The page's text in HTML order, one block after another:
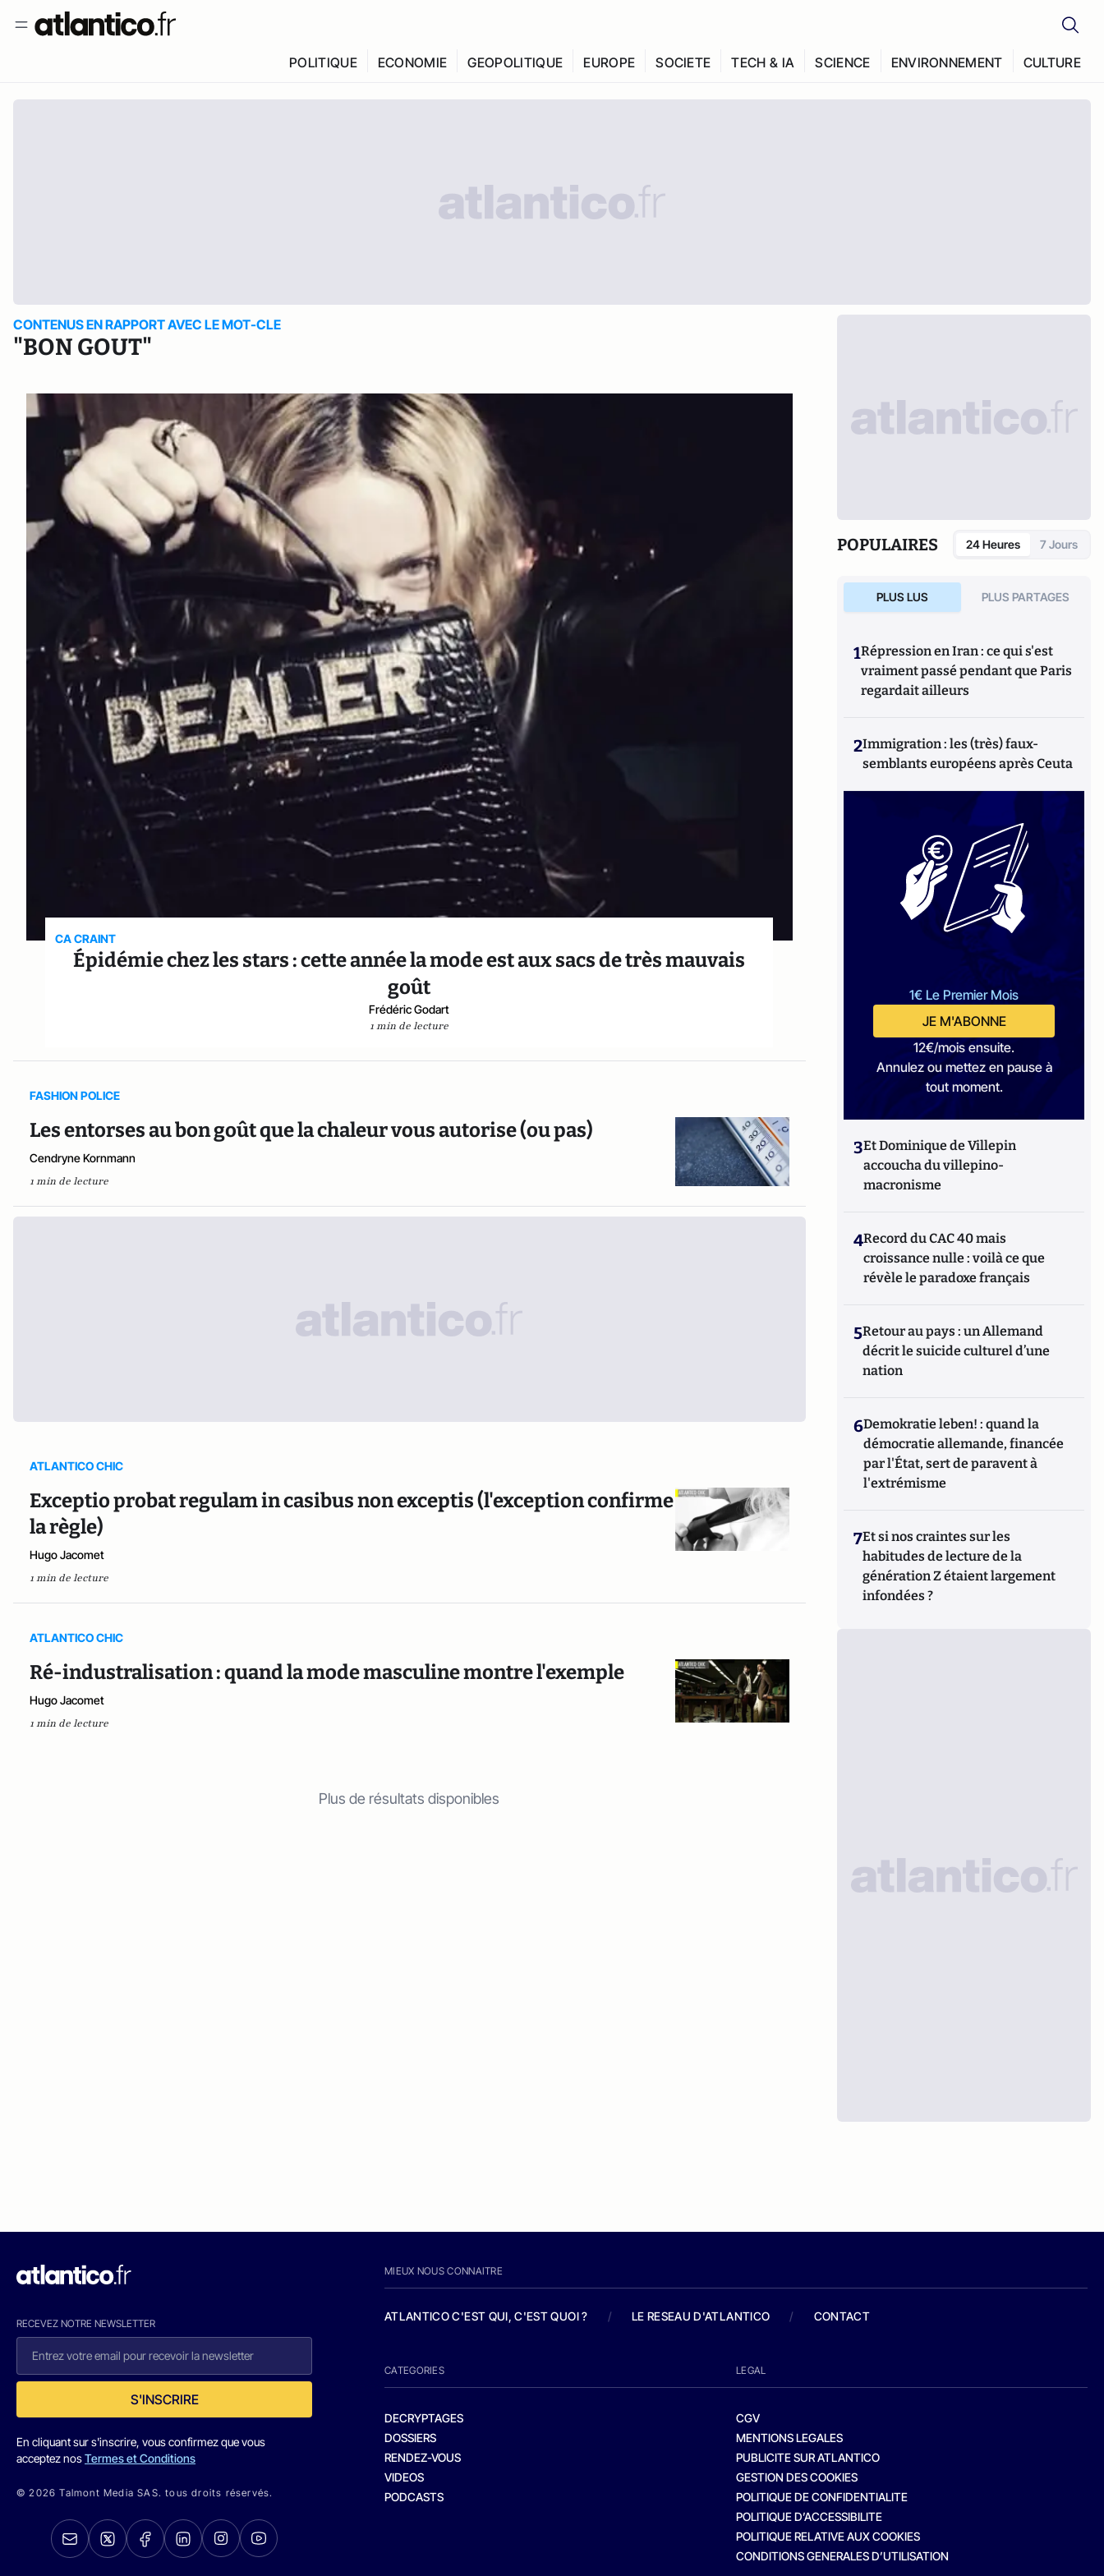
POLITIQUE ECONOMIE GEOPOLITIQUE EUROPE SOCIETE TECH & IA SCIENCE ENVIRONNEMENT CULTURE
CONTENUS EN RAPPORT AVEC LE MOT-CLE
"BON GOUT"
CA CRAINT
Épidémie chez les stars : cette année la mode est aux sacs de très mauvais
goût
Frédéric Godart
1 min de lecture
FASHION POLICE
Les entorses au bon goût que la chaleur vous autorise (ou pas)
Cendryne Kornmann
1 min de lecture
ATLANTICO CHIC
Exceptio probat regulam in casibus non exceptis (l'exception confirme
la règle)
Hugo Jacomet
1 min de lecture
ATLANTICO CHIC
Ré-industralisation : quand la mode masculine montre l'exemple
Hugo Jacomet
1 min de lecture
Plus de résultats disponibles
POPULAIRES 24 Heures 7 Jours
PLUS LUS PLUS PARTAGES
1Répression en Iran : ce qui s'est
vraiment passé pendant que Paris
regardait ailleurs
2Immigration : les (très) faux-
semblants européens après Ceuta
1€ Le Premier Mois
JE M'ABONNE
12€/mois ensuite.
Annulez ou mettez en pause à
tout moment.
3Et Dominique de Villepin
accoucha du villepino-
macronisme
4Record du CAC 40 mais
croissance nulle : voilà ce que
révèle le paradoxe français
5Retour au pays : un Allemand
décrit le suicide culturel d’une
nation
6Demokratie leben! : quand la
démocratie allemande, financée
par l'État, sert de paravent à
l'extrémisme
7Et si nos craintes sur les
habitudes de lecture de la
génération Z étaient largement
infondées ?
RECEVEZ NOTRE NEWSLETTER
S'INSCRIRE
En cliquant sur s'inscrire, vous confirmez que vous
acceptez nosTermes et Conditions
© 2026 Talmont Media SAS. tous droits réservés.
MIEUX NOUS CONNAITRE
ATLANTICO C'EST QUI, C'EST QUOI ? / LE RESEAU D'ATLANTICO / CONTACT
CATEGORIES
DECRYPTAGES
DOSSIERS
RENDEZ-VOUS
VIDEOS
PODCASTS
LEGAL
CGV
MENTIONS LEGALES
PUBLICITE SUR ATLANTICO
GESTION DES COOKIES
POLITIQUE DE CONFIDENTIALITE
POLITIQUE D’ACCESSIBILITE
POLITIQUE RELATIVE AUX COOKIES
CONDITIONS GENERALES D’UTILISATION